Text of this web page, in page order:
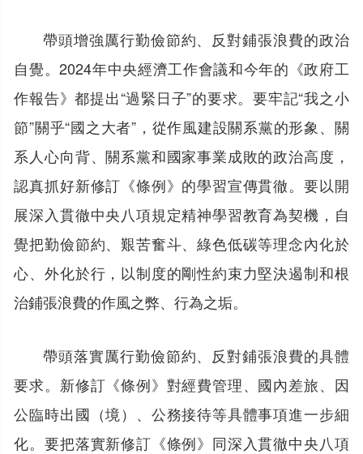
帶頭增強厲行勤儉節約、反對鋪張浪費的政治
自覺。2024年中央經濟工作會議和今年的《政府工
作報告》都提出“過緊日子”的要求。要牢記“我之小
節”關乎“國之大者”，從作風建設關系黨的形象、關
系人心向背、關系黨和國家事業成敗的政治高度，
認真抓好新修訂《條例》的學習宣傳貫徹。要以開
展深入貫徹中央八項規定精神學習教育為契機，自
覺把勤儉節約、艱苦奮斗、綠色低碳等理念內化於
心、外化於行，以制度的剛性約束力堅決遏制和根
治鋪張浪費的作風之弊、行為之垢。
帶頭落實厲行勤儉節約、反對鋪張浪費的具體
要求。新修訂《條例》對經費管理、國內差旅、因
公臨時出國（境）、公務接待等具體事項進一步細
化。要把落實新修訂《條例》同深入貫徹中央八項